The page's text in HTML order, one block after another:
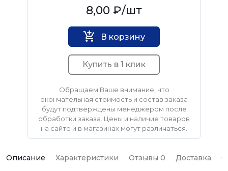
8,00 ₽/шт
В корзину
Купить в 1 клик
Обращаем Ваше внимание, что
окончательная стоимость и состав заказа
будут подтверждены менеджером после
обработки заказа. Цены и наличие товаров
на сайте и в магазинах могут различаться.
Описание Характеристики Отзывы 0 Доставка